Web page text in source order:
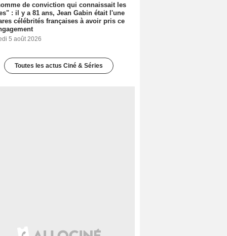
de conviction qui connaissait les
: il y a 81 ans, Jean Gabin était l'une
célébrités françaises à avoir pris ce
5 août 2026
Toutes les actus Ciné & Séries